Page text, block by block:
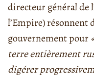
directeur général de
l’Empire) résonnent
gouvernement pour
terre entièrement
digérer